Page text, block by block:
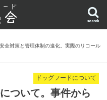
search
全対策と管理体制の進化。実際のリコール
ドッグフードについて
ついて。事件から